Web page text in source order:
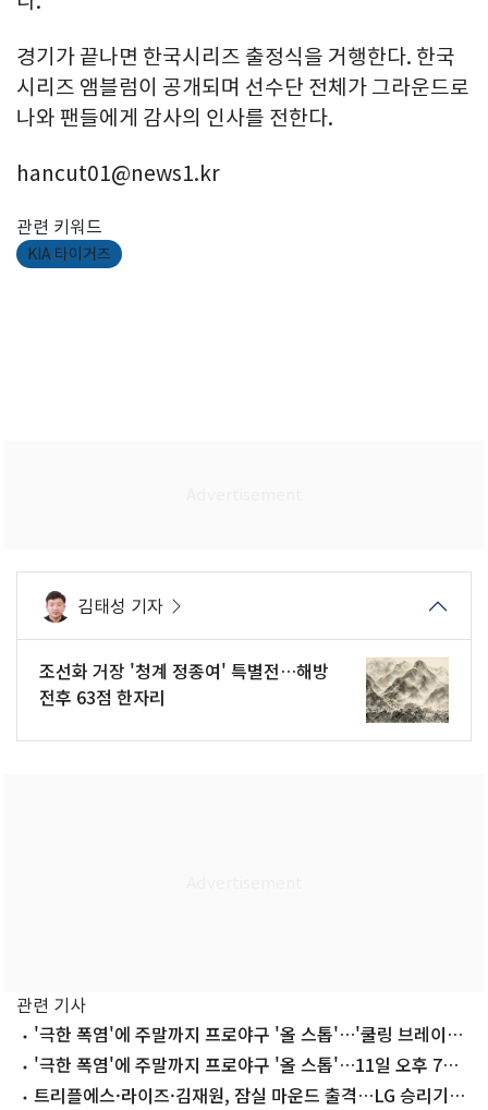
경기가 끝나면 한국시리즈 출정식을 거행한다. 한국
시리즈 앰블럼이 공개되며 선수단 전체가 그라운드로
나와 팬들에게 감사의 인사를 전한다.
hancut01@news1.kr
관련 키워드
KIA 타이거즈
김태성 기자
조선화 거장 '청계 정종여' 특별전…해방
전후 63점 한자리
관련 기사
'극한 폭염'에 주말까지 프로야구 '올 스톱'…'쿨링 브레이크'
도입(종합)
'극한 폭염'에 주말까지 프로야구 '올 스톱'…11일 오후 7시
재개트리플에스·라이즈·김재원, 잠실 마운드 출격…LG 승리기원